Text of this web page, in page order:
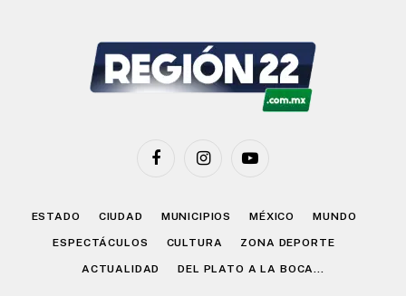
FacebookInstagramYouTube
ESTADO CIUDAD MUNICIPIOS MÉXICO MUNDO
ESPECTÁCULOS CULTURA ZONA DEPORTE
ACTUALIDAD DEL PLATO A LA BOCA…